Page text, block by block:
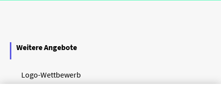
Weitere Angebote
Logo-Wettbewerb